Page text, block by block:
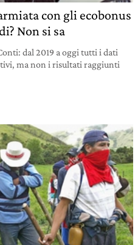
con gli ecobonus
Non si sa
dal 2019 a oggi tutti i dati
ma non i risultati raggiunti